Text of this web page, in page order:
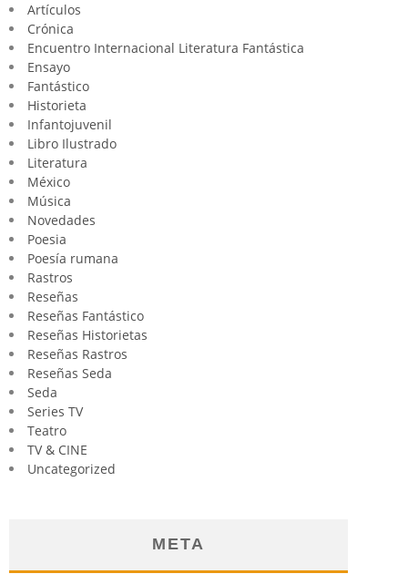
Artículos
Crónica
Encuentro Internacional Literatura Fantástica
Ensayo
Fantástico
Historieta
Infantojuvenil
Libro Ilustrado
Literatura
México
Música
Novedades
Poesia
Poesía rumana
Rastros
Reseñas
Reseñas Fantástico
Reseñas Historietas
Reseñas Rastros
Reseñas Seda
Seda
Series TV
Teatro
TV & CINE
Uncategorized
META